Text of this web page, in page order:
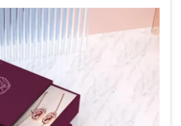
is noodsaaklik vir